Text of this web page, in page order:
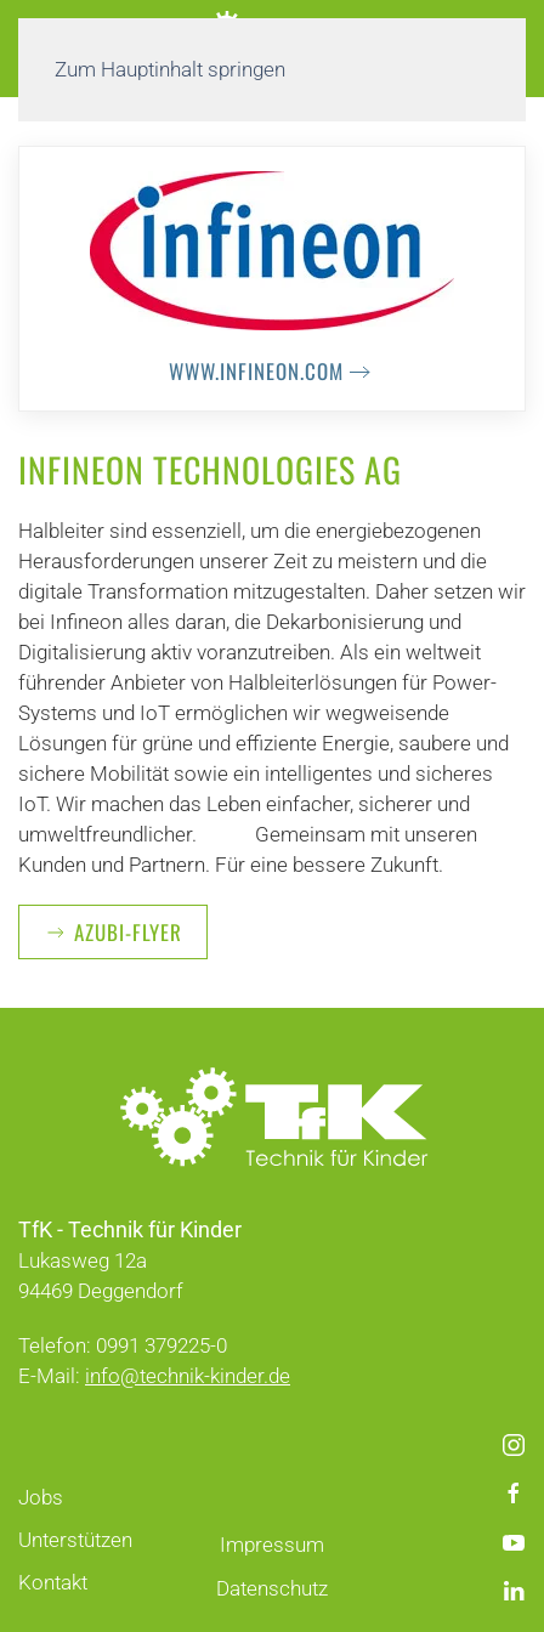
Zum Hauptinhalt springen
WWW.INFINEON.COM
INFINEON TECHNOLOGIES AG
Halbleiter sind essenziell, um die energiebezogenen
Herausforderungen unserer Zeit zu meistern und die
digitale Transformation mitzugestalten. Daher setzen wir
bei Infineon alles daran, die Dekarbonisierung und
Digitalisierung aktiv voranzutreiben. Als ein weltweit
führender Anbieter von Halbleiterlösungen für Power-
Systems und IoT ermöglichen wir wegweisende
Lösungen für grüne und effiziente Energie, saubere und
sichere Mobilität sowie ein intelligentes und sicheres
IoT. Wir machen das Leben einfacher, sicherer und
umweltfreundlicher. Gemeinsam mit unseren
Kunden und Partnern. Für eine bessere Zukunft.
AZUBI-FLYER
TfK - Technik für Kinder
Lukasweg 12a
94469 Deggendorf
Telefon: 0991 379225-0
E-Mail: info@technik-kinder.de
Jobs
Unterstützen
Kontakt
Impressum
Datenschutz